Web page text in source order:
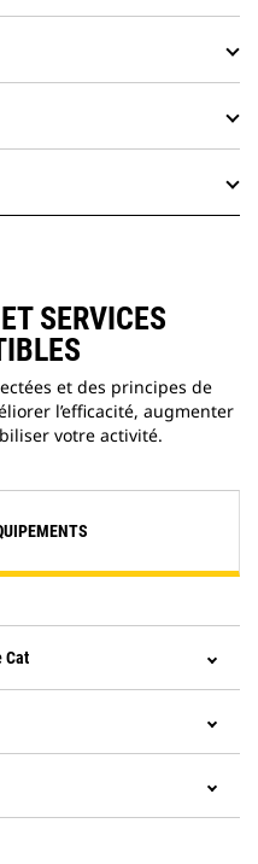
SERVICES
et des principes de
l’efficacité, augmenter
votre activité.
Cat